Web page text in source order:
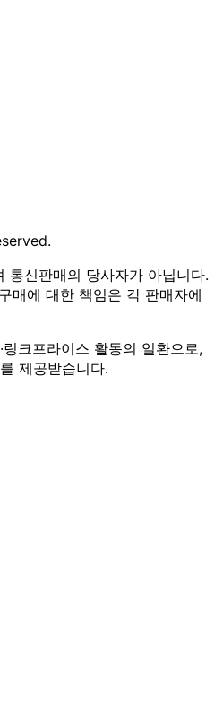
통신판매의 당사자가 아닙니다.
매에 대한 책임은 각 판매자에
크프라이스 활동의 일환으로,
제공받습니다.